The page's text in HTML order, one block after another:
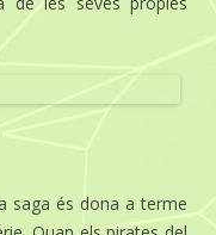
saga és dona a terme